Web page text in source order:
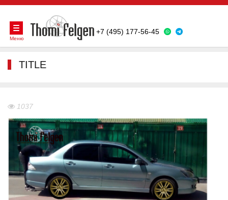
+7 (495) 177-56-45
Меню
TITLE
1037